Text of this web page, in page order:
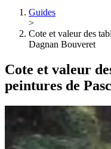
Guides
>
Cote et valeur des
Dagnan Bouveret
Cote et valeur
peintures de